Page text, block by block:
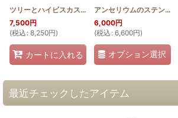
ツリーとハイビスカスのステンドグラスキルトタペストリー 50cm×80cm
7,500円
(税込 : 8,250円)
カートに入れる
アンセリウムのステンドグラスキルトタペストリー
6,000円
(税込 : 6,600円)
オプション選択
最近チェックしたアイテム